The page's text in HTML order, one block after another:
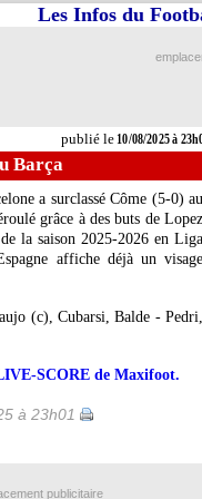
publié le10/08/2025 à
Les Infos du
Barça
a surclassé Côme (5-0) au
grâce à des buts de Lopez
la saison 2025-2026 en Liga
affiche déjà un visage
(c), Cubarsi, Balde - Pedri,
SCORE de Maxifoot.
à 23h01
publicitaire